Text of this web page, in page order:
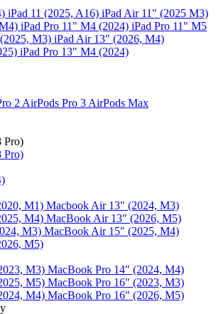
iPad 11 (2025, A16) iPad Air 11" (2025 M3)
iPad Pro 11" M4 (2024) iPad Pro 11" M5
M3) iPad Air 13" (2026, M4)
iPad Pro 13" M4 (2024)
2 AirPods Pro 3 AirPods Max
Pro)
Pro)
M1) Macbook Air 13" (2024, M3)
M4) MacBook Air 13″ (2026, M5)
M3) MacBook Air 15" (2025, M4)
M5)
M3) MacBook Pro 14″ (2024, M4)
M5) MacBook Pro 16" (2023, M3)
M4) MacBook Pro 16" (2026, M5)